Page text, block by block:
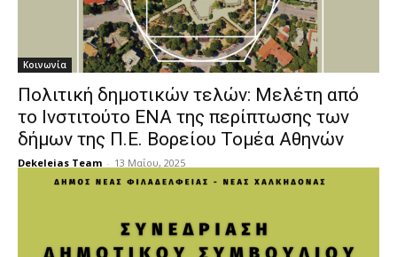
Κοινωνία
Πολιτική δημοτικών τελών: Μελέτη από
το Ινστιτούτο ΕΝΑ της περίπτωσης των
δήμων της Π.Ε. Βορείου Τομέα Αθηνών
Dekeleias Team - 13 Μαΐου, 2025